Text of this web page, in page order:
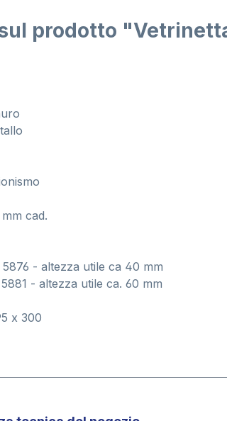
prodotto
cad.
- altezza utile ca 40 mm
- altezza utile ca. 60 mm
x 300